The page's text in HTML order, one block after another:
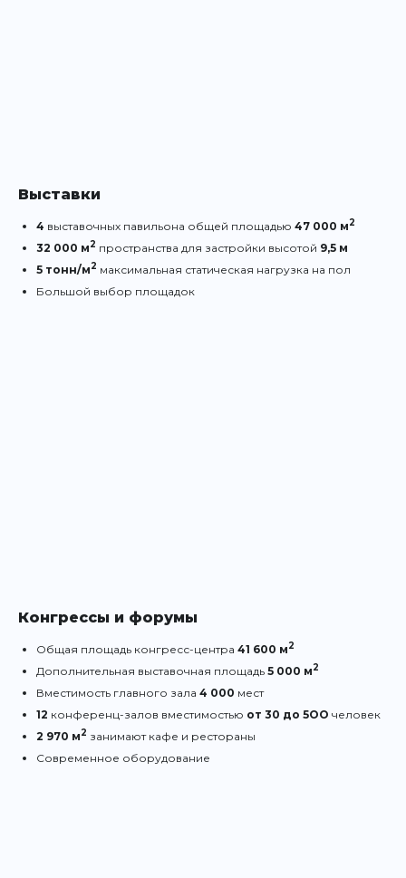
Выставки
4 выставочных павильона общей площадью 47 000 м2
32 000 м2 пространства для застройки высотой 9,5 м
5 тонн/м2 максимальная статическая нагрузка на пол
Большой выбор площадок
Конгрессы и форумы
Общая площадь конгресс-центра 41 600 м2
Дополнительная выставочная площадь 5 000 м2
Вместимость главного зала 4 000 мест
12 конференц-залов вместимостью от 30 до 5ОО человек
2 970 м2 занимают кафе и рестораны
Современное оборудование